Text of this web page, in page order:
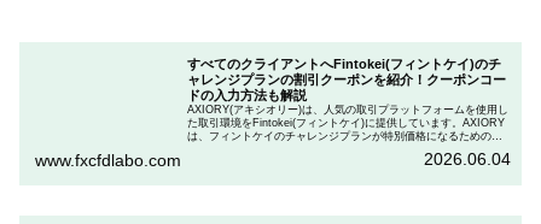
すべてのクライアントへFintokei(フィントケイ)のチ
ャレンジプランの割引クーポンを紹介！クーポンコー
ドの入力方法も解説
AXIORY(アキシオリー)は、人気の取引プラットフォームを使用し
た取引環境をFintokei(フィントケイ)に提供しています。AXIORY
は、フィントケイのチャレンジプランが特別価格になるためのク
ランを申し込むときのクーポンコードを入力して割引にする方法
www.fxcfdlabo.com 2026.06.04